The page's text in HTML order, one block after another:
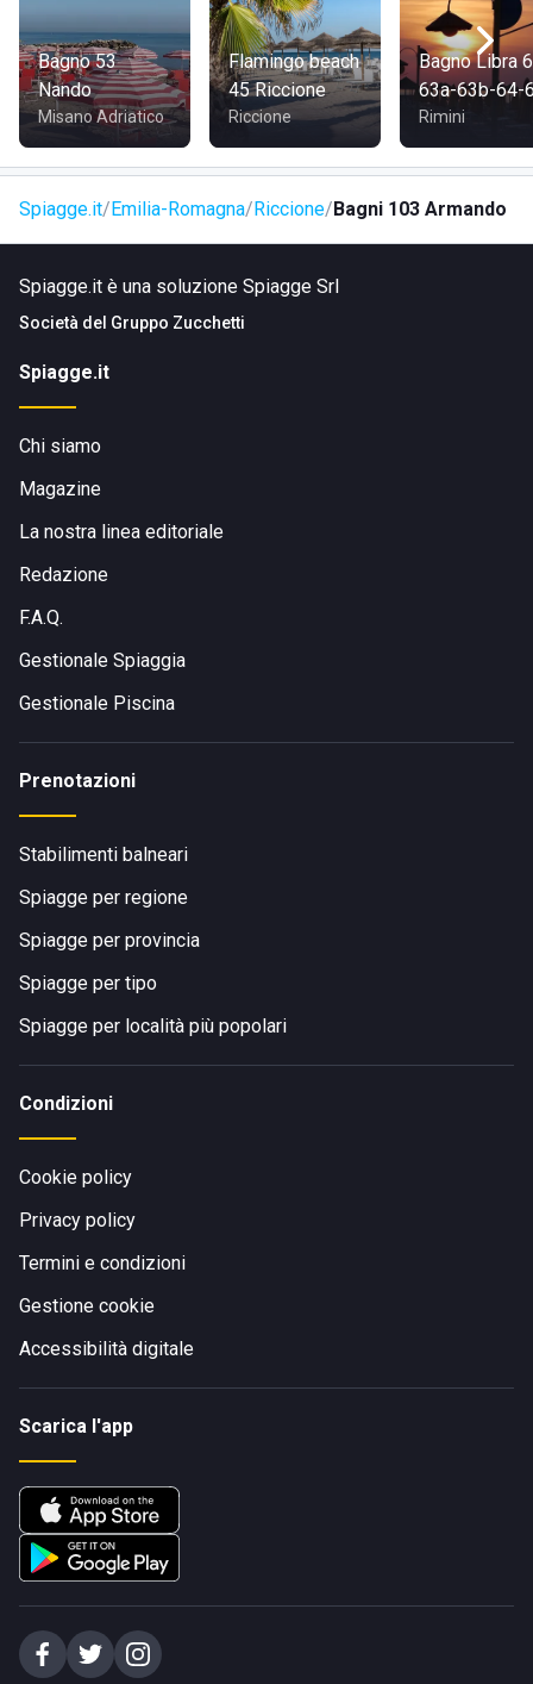
Bagno 53
Nando
Misano Adriatico
Flamingo beach
45 Riccione
Riccione
Bagno Libra
63a-63b-64-
Rimini
Spiagge.it Emilia-Romagna Riccione Bagni 103 Armando
Spiagge.it è una soluzione Spiagge Srl
Società del Gruppo Zucchetti
Spiagge.it
Chi siamo
Magazine
La nostra linea editoriale
Redazione
F.A.Q.
Gestionale Spiaggia
Gestionale Piscina
Prenotazioni
Stabilimenti balneari
Spiagge per regione
Spiagge per provincia
Spiagge per tipo
Spiagge per località più popolari
Condizioni
Cookie policy
Privacy policy
Termini e condizioni
Gestione cookie
Accessibilità digitale
Scarica l'app